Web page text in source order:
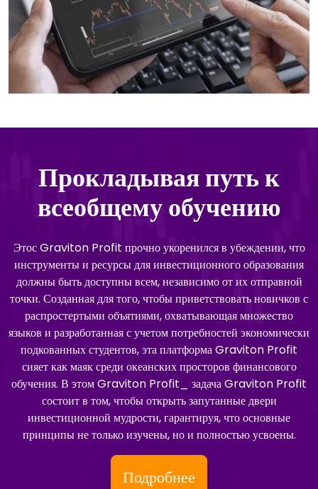
Прокладывая путь к
всеобщему обучению
Этос Graviton Profit прочно укоренился в убеждении, что
инструменты и ресурсы для инвестиционного образования
должны быть доступны всем, независимо от их отправной
точки. Созданная для того, чтобы приветствовать новичков с
распростертыми объятиями, охватывающая множество
языков и разработанная с учетом потребностей экономически
подкованных студентов, эта платформа Graviton Profit
сияет как маяк среди океанских просторов финансового
обучения. В этом Graviton Profit_ задача Graviton Profit
состоит в том, чтобы открыть запутанные двери
инвестиционной мудрости, гарантируя, что основные
принципы не только изучены, но и полностью усвоены.
Подробнее